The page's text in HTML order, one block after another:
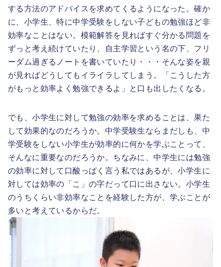
する方法のアドバイスを求めてくるようになった。確か
に、小学生、特に中学受験をしない子どもの勉強ほど非
効率なことはない。模範解答を見ればすぐ分かる問題を
ずっと考え続けていたり、自主学習という名の下、フリ
ーダム過ぎるノートを書いていたり・・・そんな姿を親
が見ればどうしてもイライラしてしまう。「こうした方
がもっと効率よく勉強できるよ」と口も出したくなる。
でも、小学生に対して勉強の効率を求めることは、果た
して効果的なのだろうか。中学受験生ならまだしも、中
学受験をしない小学生が効率的に何かを学ぶことって、
そんなに重要なのだろうか。ちなみに、中学生には勉強
の効率に対して口酸っぱく言う私ではあるが、小学生に
対しては効率の「こ」の字だって口に出さない。小学生
のうちくらい非効率なことを経験した方が、学ぶことが
多いと考えているからだ。